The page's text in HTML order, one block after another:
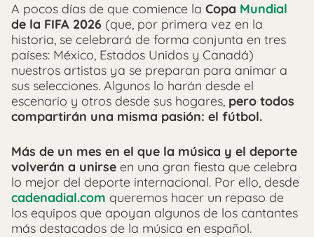
A pocos días de que comience la Copa Mundial
de la FIFA 2026 (que, por primera vez en la
historia, se celebrará de forma conjunta en tres
países: México, Estados Unidos y Canadá)
nuestros artistas ya se preparan para animar a
sus selecciones. Algunos lo harán desde el
escenario y otros desde sus hogares, pero todos
compartirán una misma pasión: el fútbol.
Más de un mes en el que la música y el deporte
volverán a unirse en una gran fiesta que celebra
lo mejor del deporte internacional. Por ello, desde
cadenadial.com queremos hacer un repaso de
los equipos que apoyan algunos de los cantantes
más destacados de la música en español.